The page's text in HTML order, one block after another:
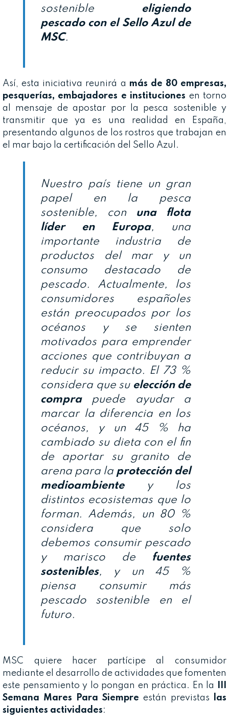
sostenible eligiendo
pescado con el Sello Azul de
MSC.
Así, esta iniciativa reunirá a más de 80 empresas,
pesquerías, embajadores e instituciones en torno
al mensaje de apostar por la pesca sostenible y
transmitir que ya es una realidad en España,
presentando algunos de los rostros que trabajan en
el mar bajo la certificación del Sello Azul.
Nuestro país tiene un gran
papel en la pesca
sostenible, con una flota
líder en Europa, una
importante industria de
productos del mar y un
consumo destacado de
pescado. Actualmente, los
consumidores españoles
están preocupados por los
océanos y se sienten
motivados para emprender
acciones que contribuyan a
reducir su impacto. El 73 %
considera que su elección de
comprapuede ayudar a
marcar la diferencia en los
océanos, y un 45 % ha
cambiado su dieta con el fin
de aportar su granito de
arena para la protección del
medioambientey los
distintos ecosistemas que lo
forman. Además, un 80 %
considera que solo
debemos consumir pescado
y marisco de fuentes
sostenibles, y un 45 %
piensa consumir más
pescado sostenible en el
futuro.
MSC quiere hacer partícipe al consumidor
mediante el desarrollo de actividades que fomenten
este pensamiento y lo pongan en práctica. En la
Semana Mares Para Siempre están previstas
las
siguientes actividades: